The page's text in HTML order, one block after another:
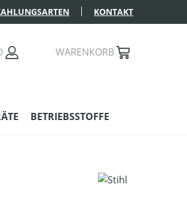
KONTAKT
WARENKORB
BETRIEBSSTOFFE